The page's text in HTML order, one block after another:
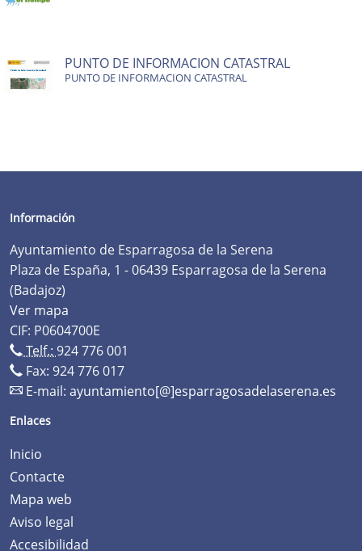
PUNTO DE INFORMACION CATASTRAL
PUNTO DE INFORMACION CATASTRAL
Información
Ayuntamiento de Esparragosa de la Serena
Plaza de España, 1 - 06439 Esparragosa de la Serena
(Badajoz)
Ver mapa
CIF: P0604700E
Telf.: 924 776 001
Fax: 924 776 017
E-mail: ayuntamiento[@]esparragosadelaserena.es
Enlaces
Inicio
Contacte
Mapa web
Aviso legal
Accesibilidad